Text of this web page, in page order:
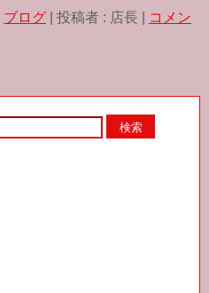
ブログ 投稿者 : 店長
コメン